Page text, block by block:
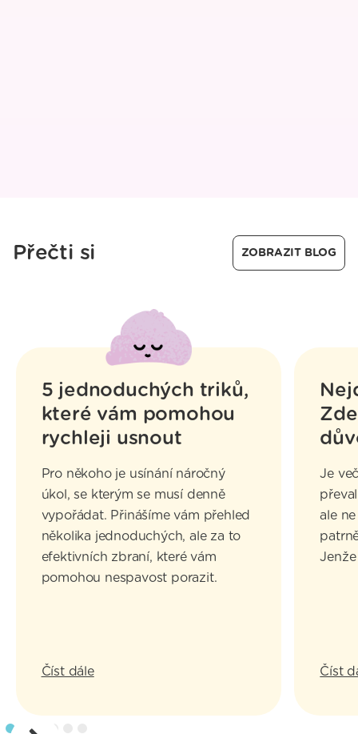
Přečti si ZOBRAZIT BLOG
5 jednoduchých triků,
které vám pomohou
rychleji usnout
Pro někoho je usínání náročný
úkol, se kterým se musí denně
vypořádat. Přinášíme vám přehled
několika jednoduchých, ale za to
efektivních zbraní, které vám
pomohou nespavost porazit.
Číst dále
Je
ale
Číst